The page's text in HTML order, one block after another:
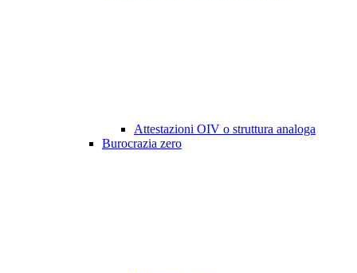
Attestazioni OIV o struttura analoga
Burocrazia zero